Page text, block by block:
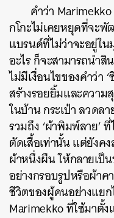
คำว่า
กโกะไม่เคยหยุดที่จะ
แบรนด์ที่ไม่ว่าจะอยู่ใ
อะไร ก็จะสามารถนำ
ไม่มีเงื่อนไขของคำว่า
สร้างรอยยิ้มและความ
ในบ้าน กระเป๋า ลวดล
รวมถึง ‘ผ้าพิมพ์ลาย’
ตัดเสื้อเท่านั้น แต่ยังค
ผ้าหนึ่งผืน ให้กลายเป็
อย่างกรอบรูปหรือผ้า
ชีวิตของผู้คนอย่างแย
Marimekko ที่ใช้มาตั้